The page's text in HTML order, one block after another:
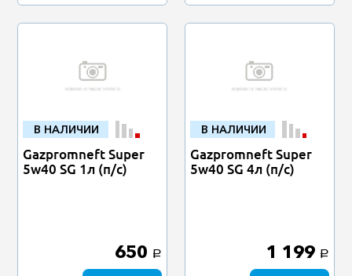
В НАЛИЧИИ
Gazpromneft Super
5w40 SG 1л (п/с)
650 a
В НАЛИЧИИ
Gazpromneft Super
5w40 SG 4л (п/с)
1 199 a